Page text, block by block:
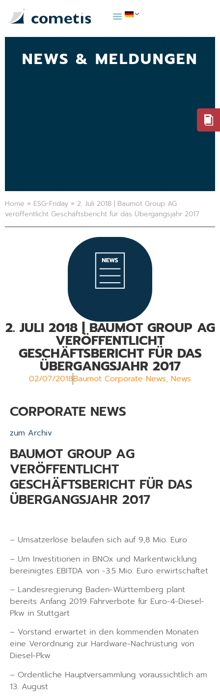
NEWS & MELDUNGEN
Home » ESG-Friday » 2. Juli 2018 | Baumot Group AG
veröffentlicht Geschäftsbericht für das Übergangsjahr 2017
2. JULI 2018 | BAUMOT GROUP AG
VERÖFFENTLICHT
GESCHÄFTSBERICHT FÜR DAS
ÜBERGANGSJAHR 2017
02/07/2018Baumot Corporate News, News
CORPORATE NEWS
zum Archiv
BAUMOT GROUP AG
VERÖFFENTLICHT
GESCHÄFTSBERICHT FÜR DAS
ÜBERGANGSJAHR 2017
– Umsatzerlöse belaufen sich auf 9,8 Mio. Euro
– Um Investitionen in BNOx und Markentwicklung
bereinigtes EBITDA von -3.5 Mio. Euro erwirtschaftet
– Landesregierung Baden-Württemberg plant
bereits Anfang 2019 Fahrverbote für Euro-4-Diesel-
Pkw in Stuttgart
– Vorstand erwartet in den kommenden Monaten
eine Verordnung zur Hardware-Nachrüstung von
Diesel-Pkw
– Ordentliche Hauptversammlung voraussichtlich am
13. August